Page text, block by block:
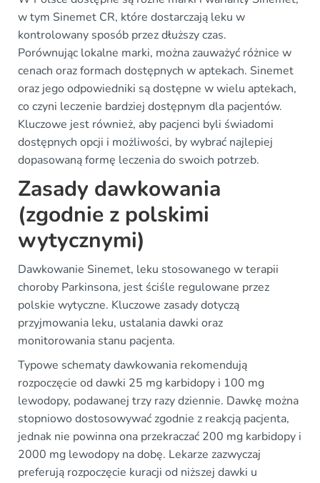
w tym Sinemet CR, które dostarczają leku w
kontrolowany sposób przez dłuższy czas.
Porównując lokalne marki, można zauważyć różnice w
cenach oraz formach dostępnych w aptekach. Sinemet
oraz jego odpowiedniki są dostępne w wielu aptekach,
co czyni leczenie bardziej dostępnym dla pacjentów.
Kluczowe jest również, aby pacjenci byli świadomi
dostępnych opcji i możliwości, by wybrać najlepiej
dopasowaną formę leczenia do swoich potrzeb.
Zasady dawkowania
(zgodnie z polskimi
wytycznymi)
Dawkowanie Sinemet, leku stosowanego w terapii
choroby Parkinsona, jest ściśle regulowane przez
polskie wytyczne. Kluczowe zasady dotyczą
przyjmowania leku, ustalania dawki oraz
monitorowania stanu pacjenta.
Typowe schematy dawkowania rekomendują
rozpoczęcie od dawki 25 mg karbidopy i 100 mg
lewodopy, podawanej trzy razy dziennie. Dawkę można
stopniowo dostosowywać zgodnie z reakcją pacjenta,
jednak nie powinna ona przekraczać 200 mg karbidopy i
2000 mg lewodopy na dobę. Lekarze zazwyczaj
preferują rozpoczęcie kuracji od niższej dawki u